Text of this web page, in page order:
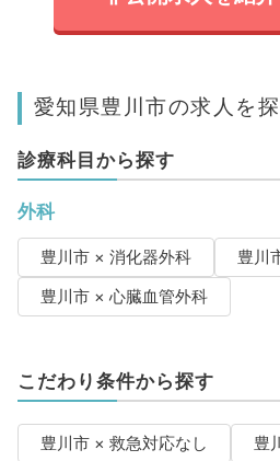
愛知県豊川市の求人を
診療科目から探す
外科
豊川市 × 消化器外科
豊川
豊川市 × 心臓血管外科
こだわり条件から探す
豊川市 × 救急対応なし
豊